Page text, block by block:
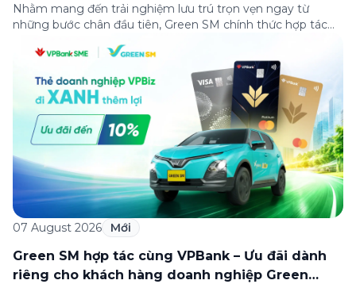
Nhằm mang đến trải nghiệm lưu trú trọn vẹn ngay từ
những bước chân đầu tiên, Green SM chính thức hợp tác
đãi di chuyển dành riêng cho khách hàng có điểm đi hoặc
điểm đến tại khu căn hộ dịch vụ này. Tọa lạc trong […]
07 August 2026 Mới
Green SM hợp tác cùng VPBank – Ưu đãi dành
riêng cho khách hàng doanh nghiệp Green